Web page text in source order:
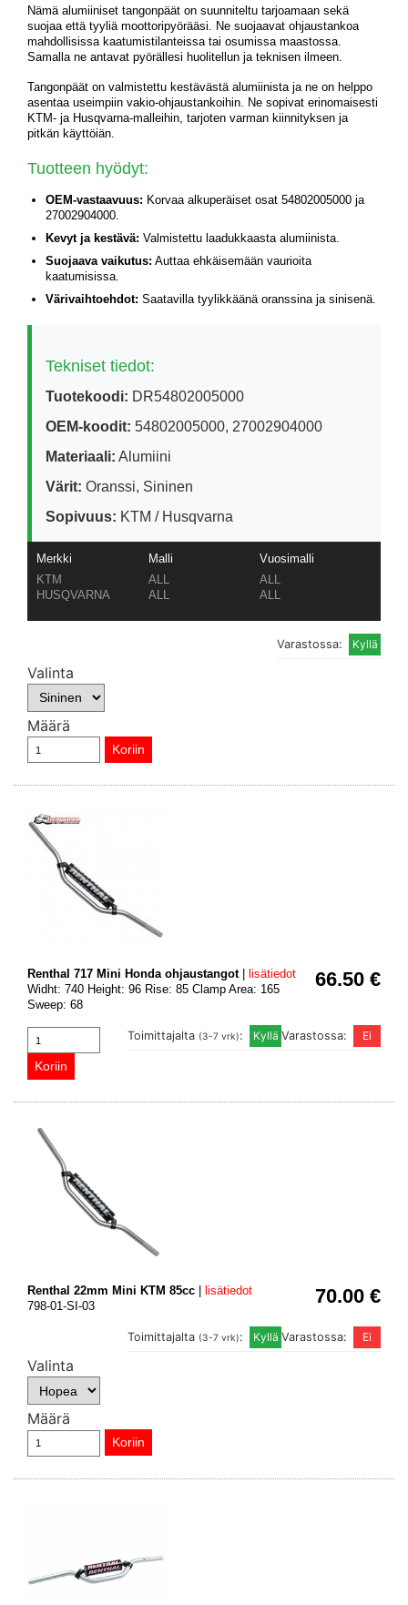
Nämä alumiiniset tangonpäät on suunniteltu tarjoamaan sekä
suojaa että tyyliä moottoripyörääsi. Ne suojaavat ohjaustankoa
mahdollisissa kaatumistilanteissa tai osumissa maastossa.
Samalla ne antavat pyörällesi huolitellun ja teknisen ilmeen.
Tangonpäät on valmistettu kestävästä alumiinista ja ne on helppo
asentaa useimpiin vakio-ohjaustankoihin. Ne sopivat erinomaisesti
KTM- ja Husqvarna-malleihin, tarjoten varman kiinnityksen ja
pitkän käyttöiän.
Tuotteen hyödyt:
OEM-vastaavuus: Korvaa alkuperäiset osat 54802005000 ja
27002904000.
Kevyt ja kestävä: Valmistettu laadukkaasta alumiinista.
Suojaava vaikutus: Auttaa ehkäisemään vaurioita
kaatumisissa.
Värivaihtoehdot: Saatavilla tyylikkäänä oranssina ja sinisenä.
Tekniset tiedot:
Tuotekoodi: DR54802005000
OEM-koodit: 54802005000, 27002904000
Materiaali: Alumiini
Värit: Oranssi, Sininen
Sopivuus: KTM / Husqvarna
Merkki Malli
Vuosimalli
KTM
ALL
ALL
HUSQVARNA
ALL ALL
Varastossa:
Valinta
Määrä
66.50 €
Renthal 717 Mini Honda ohjaustangot|
lisätiedot
Widht: 740 Height: 96 Rise: 85 Clamp Area: 165
Sweep: 68
Varastossa:
Toimittajalta (3-7 vrk):
70.00 €
Renthal 22mm Mini KTM 85cc
lisätiedot
798-01-SI-03
Varastossa:
Toimittajalta (3-7 vrk):
Valinta
Määrä